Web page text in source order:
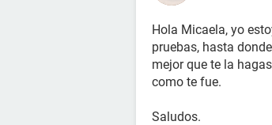
Hola Micaela, yo
pruebas, hasta
mejor que te la
como te fue.
Saludos.